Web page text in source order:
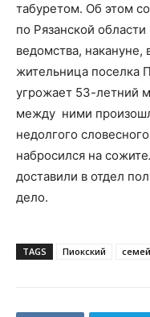
табуретом. Об этом
по Рязанской
ведомства, накануне,
жительница поселка
угрожает 53-летний
между ними
недолгого
набросился на
доставили в отдел
дело.
TAGS Пиокский